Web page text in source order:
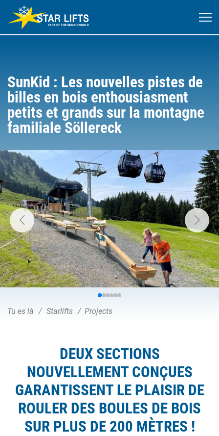
SunKid : Les nouvelles pistes de
billes en bois enthousiasment
petits et grands sur la montagne
familiale Söllereck
Tu es là Starlifts Projects
DEUX SECTIONS
NOUVELLEMENT CONÇUES
GARANTISSENT LE PLAISIR DE
ROULER DES BOULES DE BOIS
SUR PLUS DE 200 MÈTRES !